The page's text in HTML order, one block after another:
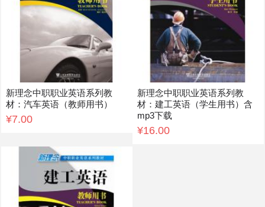
新理念中职职业英语系列教
材：汽车英语（教师用书）
¥7.00
新理念中职职业英语系列教
材：建工英语（学生用书）含
mp3下载
¥16.00